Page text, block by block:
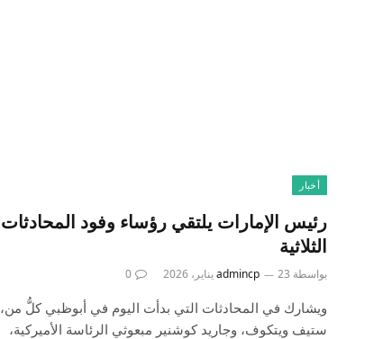
أخبار
رئيس الإمارات يلتقي رؤساء وفود المحادثات
الثلاثية
بواسطة admincp 23 يناير، 2026 0
ويشارك في المحادثات التي بدأت اليوم في أبوظبي كلُّ من،
ستيف ويتكوف، وجاريد كوشنير مبعوثي الرئاسة الأميركية،